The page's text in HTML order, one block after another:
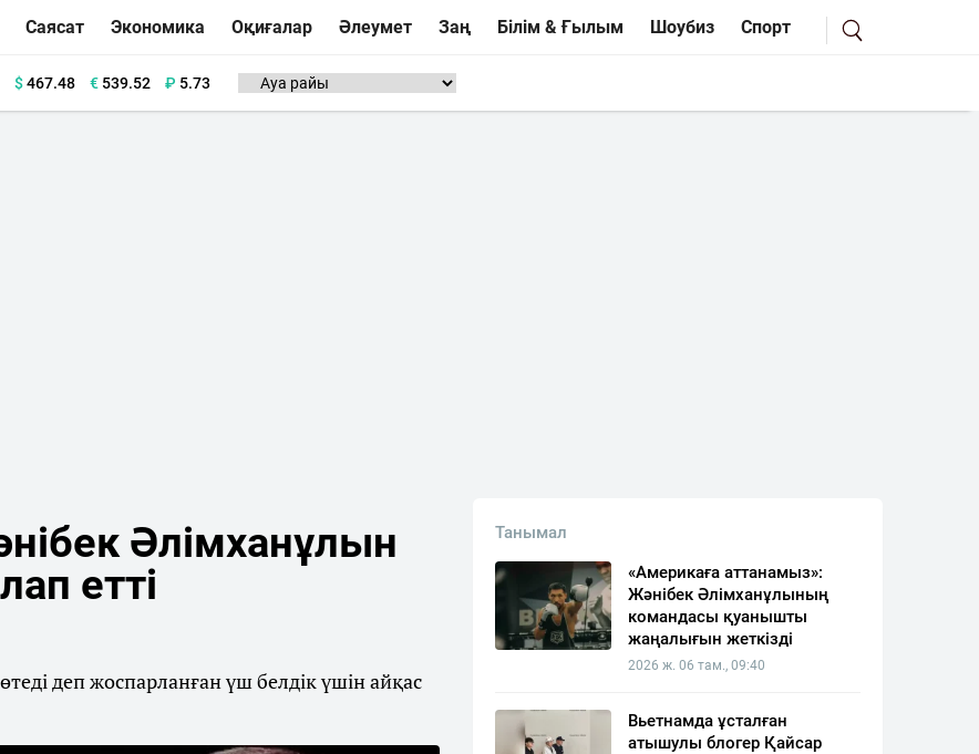
Саясат Экономика Оқиғалар Әлеумет Заң Білім & Ғылым Шоубиз Спорт
$467.48 €539.52 ₽ 5.73
Әлімханұлын
етті
деп жоспарланған үш белдік үшін айқас
Танымал
«Америкаға аттанамыз»:
Жәнібек Әлімханұлының
командасы қуанышты
жаңалығын жеткізді
2026 ж. 06 там., 09:40
Вьетнамда ұсталған
атышулы блогер Қайсар